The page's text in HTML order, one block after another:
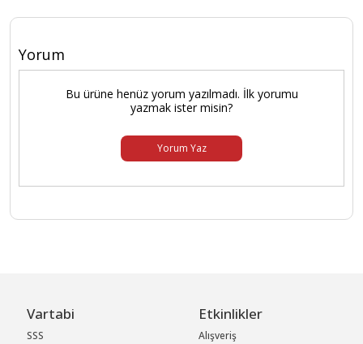
Yorum
Bu ürüne henüz yorum yazılmadı. İlk yorumu
yazmak ister misin?
Yorum Yaz
Vartabi
SSS
Etkinlikler
Alışveriş